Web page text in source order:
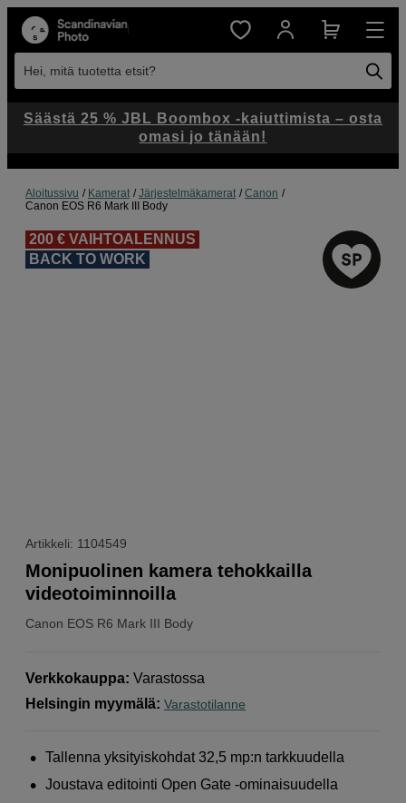
Hei, mitä tuotetta etsit?
Aloitussivu Kamerat Järjestelmäkamerat
Canon
Canon EOS R6 Mark III Body
200 € VAIHTOALENNUS
BACK TO WORK
Artikkeli: 1104549
Canon EOS R6 Mark III Body
Monipuolinen kamera tehokkailla
videotoiminnoilla
Verkkokauppa: Varastossa
Helsingin myymälä: Varastotilanne
Tallenna yksityiskohdat 32,5 mp:n tarkkuudella
Joustava editointi Open Gate -ominaisuudella
Säästä 25 % JBL Boombox -kaiuttimista – osta
omasi jo tänään!